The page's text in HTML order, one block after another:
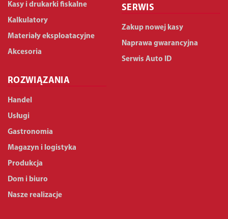
Kasy i drukarki fiskalne
Kalkulatory
Materiały eksploatacyjne
Akcesoria
ROZWIĄZANIA
Handel
Usługi
Gastronomia
Magazyn i logistyka
Produkcja
Dom i biuro
Nasze realizacje
SERWIS
Zakup nowej kasy
Naprawa gwarancyjna
Serwis Auto ID